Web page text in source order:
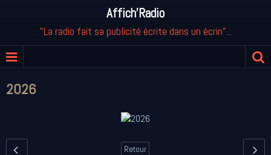
Affich'Radio
"La radio fait sa publicité écrite dans un écrin"...
2026
Retour